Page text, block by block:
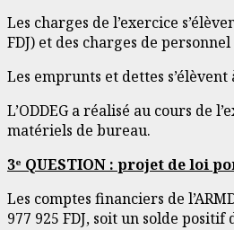
Les charges de l’exercice
FDJ) et des charges de
Les emprunts et dettes
L’ODDEG a réalisé au cours de
matériels de bureau.
3ᵉ QUESTION : projet de loi
Les comptes financiers de
977 925 FDJ, soit un solde positif